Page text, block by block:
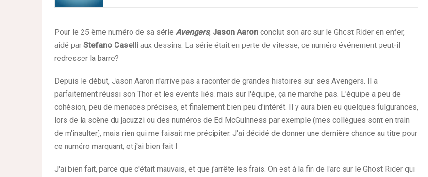
Pour le 25 ème numéro de sa série Avengers, Jason Aaron conclut son arc sur le Ghost Rider en enfer,
aidé par Stefano Caselli aux dessins. La série était en perte de vitesse, ce numéro événement peut-il
redresser la barre?
Depuis le début, Jason Aaron n'arrive pas à raconter de grandes histoires sur ses Avengers. Il a
parfaitement réussi son Thor et les events liés, mais sur l'équipe, ça ne marche pas. L'équipe a peu de
cohésion, peu de menaces précises, et finalement bien peu d'intérêt. Il y aura bien eu quelques fulgurances,
lors de la scène du jacuzzi ou des numéros de Ed McGuinness par exemple (mes collègues sont en train
de m'insulter), mais rien qui me faisait me précipiter. J'ai décidé de donner une dernière chance au titre pour
ce numéro marquant, et j'ai bien fait !
J'ai bien fait, parce que c'était mauvais, et que j'arrête les frais. On est à la fin de l'arc sur le Ghost Rider qui